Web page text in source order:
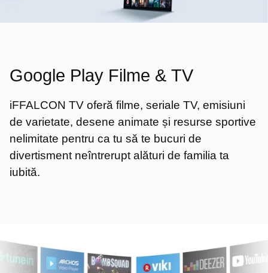
Google Play Filme & TV
iFFALCON TV oferă filme, seriale TV, emisiuni
de varietate, desene animate și resurse sportive
nelimitate pentru ca tu să te bucuri de
divertisment neîntrerupt alături de familia ta
iubită.